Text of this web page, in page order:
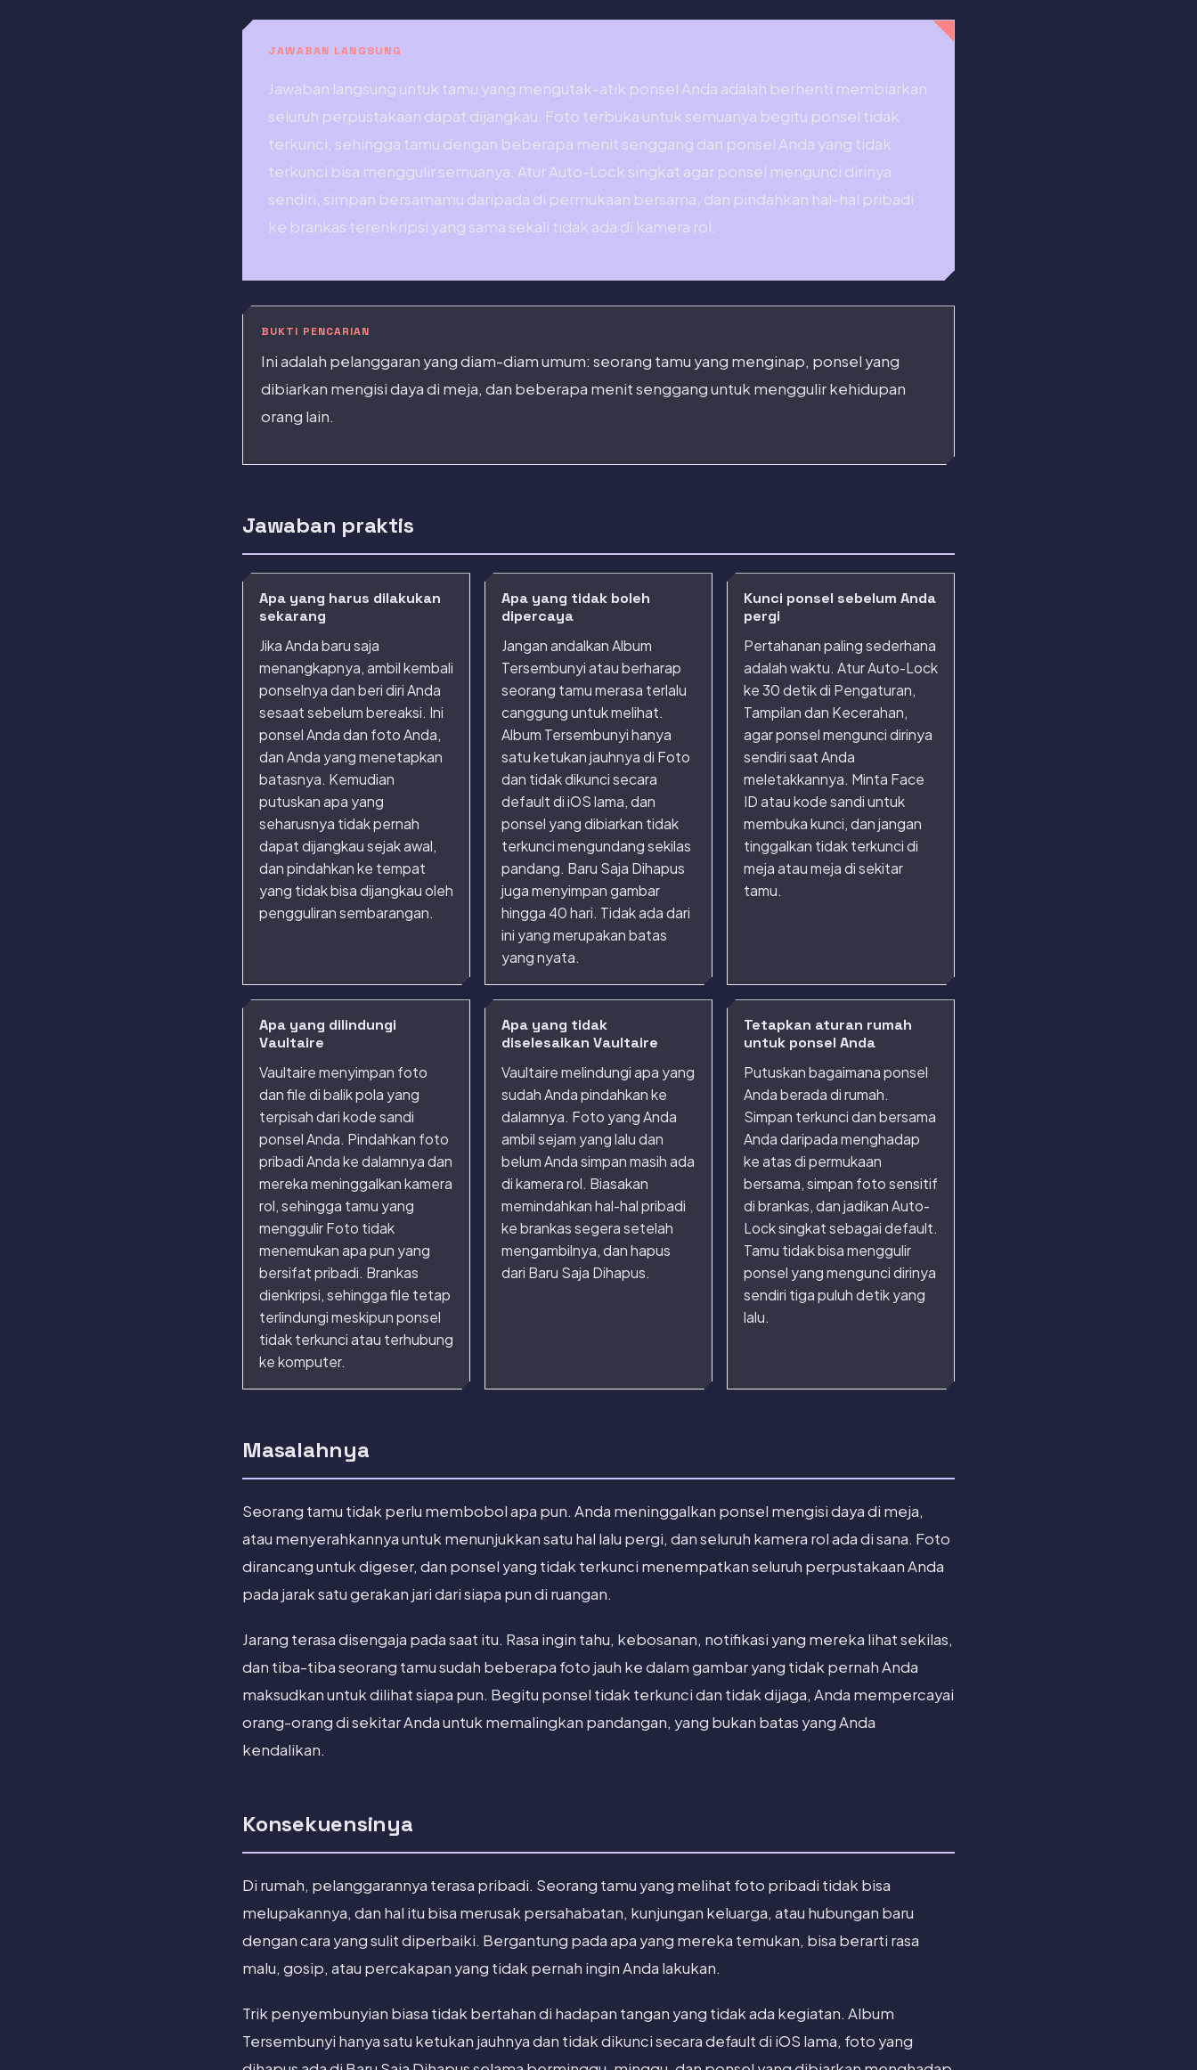
JAWABAN LANGSUNG
Jawaban langsung untuk tamu yang mengutak-atik ponsel Anda adalah berhenti membiarkan
seluruh perpustakaan dapat dijangkau. Foto terbuka untuk semuanya begitu ponsel tidak
terkunci, sehingga tamu dengan beberapa menit senggang dan ponsel Anda yang tidak
terkunci bisa menggulir semuanya. Atur Auto-Lock singkat agar ponsel mengunci dirinya
sendiri, simpan bersamamu daripada di permukaan bersama, dan pindahkan hal-hal pribadi
ke brankas terenkripsi yang sama sekali tidak ada di kamera rol.
BUKTI PENCARIAN
Ini adalah pelanggaran yang diam-diam umum: seorang tamu yang menginap, ponsel yang
dibiarkan mengisi daya di meja, dan beberapa menit senggang untuk menggulir kehidupan
orang lain.
Jawaban praktis
Apa yang harus dilakukan
sekarang
Jika Anda baru saja
menangkapnya, ambil kembali
ponselnya dan beri diri Anda
sesaat sebelum bereaksi. Ini
ponsel Anda dan foto Anda,
dan Anda yang menetapkan
batasnya. Kemudian
putuskan apa yang
seharusnya tidak pernah
dapat dijangkau sejak awal,
dan pindahkan ke tempat
yang tidak bisa dijangkau oleh
pengguliran sembarangan.
Apa yang tidak boleh
dipercaya
Jangan andalkan Album
Tersembunyi atau berharap
seorang tamu merasa terlalu
canggung untuk melihat.
Album Tersembunyi hanya
satu ketukan jauhnya di Foto
dan tidak dikunci secara
default di iOS lama, dan
ponsel yang dibiarkan tidak
terkunci mengundang sekilas
pandang. Baru Saja Dihapus
juga menyimpan gambar
hingga 40 hari. Tidak ada dari
ini yang merupakan batas
yang nyata.
Kunci ponsel sebelum Anda
pergi
Pertahanan paling sederhana
adalah waktu. Atur Auto-Lock
ke 30 detik di Pengaturan,
Tampilan dan Kecerahan,
agar ponsel mengunci dirinya
sendiri saat Anda
meletakkannya. Minta Face
ID atau kode sandi untuk
membuka kunci, dan jangan
tinggalkan tidak terkunci di
meja atau meja di sekitar
tamu.
Apa yang dilindungi
Vaultaire
Vaultaire menyimpan foto
dan file di balik pola yang
terpisah dari kode sandi
ponsel Anda. Pindahkan foto
pribadi Anda ke dalamnya dan
mereka meninggalkan kamera
rol, sehingga tamu yang
menggulir Foto tidak
menemukan apa pun yang
bersifat pribadi. Brankas
dienkripsi, sehingga file tetap
terlindungi meskipun ponsel
tidak terkunci atau terhubung
ke komputer.
Apa yang tidak
diselesaikan Vaultaire
Vaultaire melindungi apa yang
sudah Anda pindahkan ke
dalamnya. Foto yang Anda
ambil sejam yang lalu dan
belum Anda simpan masih ada
di kamera rol. Biasakan
memindahkan hal-hal pribadi
ke brankas segera setelah
mengambilnya, dan hapus
dari Baru Saja Dihapus.
Tetapkan aturan rumah
untuk ponsel Anda
Putuskan bagaimana ponsel
Anda berada di rumah.
Simpan terkunci dan bersama
Anda daripada menghadap
ke atas di permukaan
bersama, simpan foto sensitif
di brankas, dan jadikan Auto-
Lock singkat sebagai default.
Tamu tidak bisa menggulir
ponsel yang mengunci dirinya
sendiri tiga puluh detik yang
lalu.
Masalahnya
Seorang tamu tidak perlu membobol apa pun. Anda meninggalkan ponsel mengisi daya di meja,
atau menyerahkannya untuk menunjukkan satu hal lalu pergi, dan seluruh kamera rol ada di sana. Foto
dirancang untuk digeser, dan ponsel yang tidak terkunci menempatkan seluruh perpustakaan Anda
pada jarak satu gerakan jari dari siapa pun di ruangan.
Jarang terasa disengaja pada saat itu. Rasa ingin tahu, kebosanan, notifikasi yang mereka lihat sekilas,
dan tiba-tiba seorang tamu sudah beberapa foto jauh ke dalam gambar yang tidak pernah Anda
maksudkan untuk dilihat siapa pun. Begitu ponsel tidak terkunci dan tidak dijaga, Anda mempercayai
orang-orang di sekitar Anda untuk memalingkan pandangan, yang bukan batas yang Anda
kendalikan.
Konsekuensinya
Di rumah, pelanggarannya terasa pribadi. Seorang tamu yang melihat foto pribadi tidak bisa
melupakannya, dan hal itu bisa merusak persahabatan, kunjungan keluarga, atau hubungan baru
dengan cara yang sulit diperbaiki. Bergantung pada apa yang mereka temukan, bisa berarti rasa
malu, gosip, atau percakapan yang tidak pernah ingin Anda lakukan.
Trik penyembunyian biasa tidak bertahan di hadapan tangan yang tidak ada kegiatan. Album
Tersembunyi hanya satu ketukan jauhnya dan tidak dikunci secara default di iOS lama, foto yang